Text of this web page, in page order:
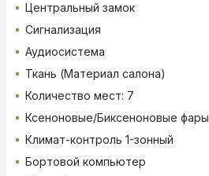
Центральный замок
Сигнализация
Аудиосистема
Ткань (Материал салона)
Количество мест: 7
Ксеноновые/Биксеноновые фары
Климат-контроль 1-зонный
Бортовой компьютер